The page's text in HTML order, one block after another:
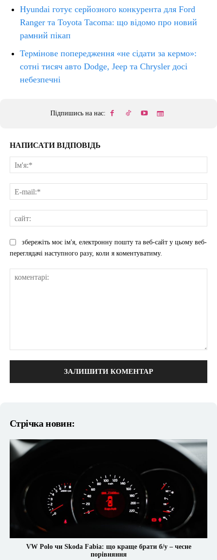
Hyundai готує серйозного конкурента для Ford
Ranger та Toyota Tacoma: що відомо про новий
рамний пікап
Термінове попередження «не сідати за кермо»:
сотні тисяч авто Dodge, Jeep та Chrysler досі
небезпечні
Підпишись на нас:
НАПИСАТИ ВІДПОВІДЬ
збережіть моє ім'я, електронну пошту та веб-сайт у цьому веб-
переглядачі наступного разу, коли я коментуватиму.
Стрічка новин:
VW Polo чи Skoda Fabia: що краще брати б/у – чесне
порівняння